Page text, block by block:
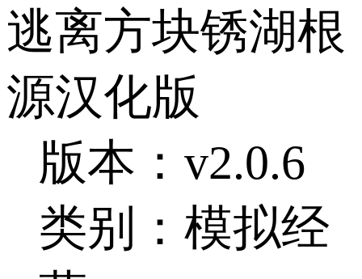
逃离方块锈湖根
源汉化版
版本：v2.0.6
类别：模拟经